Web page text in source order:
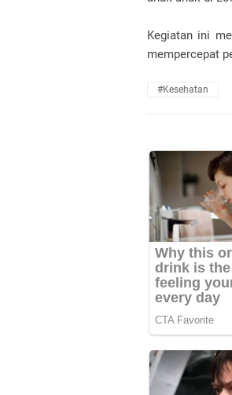
Kegiatan ini
mempercepat
#kesehatan